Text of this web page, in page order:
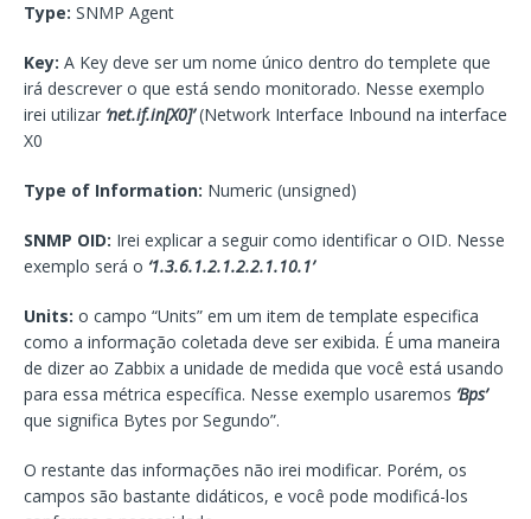
Type: SNMP Agent
Key: A Key deve ser um nome único dentro do templete que
irá descrever o que está sendo monitorado. Nesse exemplo
irei utilizar ‘net.if.in[X0]’(Network Interface Inbound na interface
X0
Type of Information: Numeric (unsigned)
SNMP OID: Irei explicar a seguir como identificar o OID. Nesse
exemplo será o ‘1.3.6.1.2.1.2.2.1.10.1’
Units: o campo “Units” em um item de template especifica
como a informação coletada deve ser exibida. É uma maneira
de dizer ao Zabbix a unidade de medida que você está usando
para essa métrica específica. Nesse exemplo usaremos ‘Bps’
que significa Bytes por Segundo”.
O restante das informações não irei modificar. Porém, os
campos são bastante didáticos, e você pode modificá-los